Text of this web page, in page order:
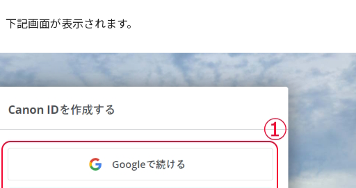
記画面が表示されます。